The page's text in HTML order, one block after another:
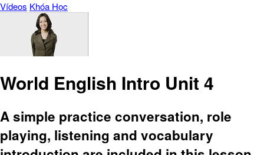
Vídeos Khóa Học
World English Intro Unit 4
A simple practice conversation, role
playing, listening and vocabulary